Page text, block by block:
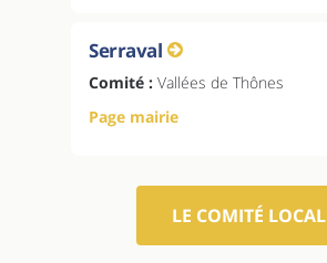
Serraval
Comité : Vallées de Thônes
Page mairie
LE COMITÉ LOCAL